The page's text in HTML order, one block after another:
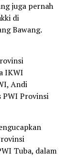
juga pernah
di
Bawang.
IKWI
Andi
PWI Provinsi
Tuba, dalam